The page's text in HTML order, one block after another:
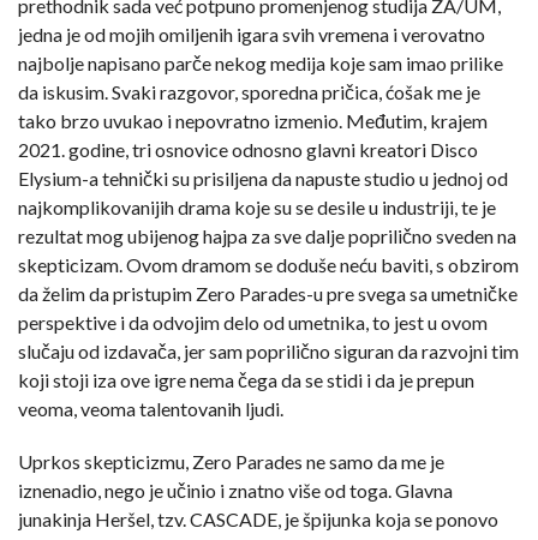
prethodnik sada već potpuno promenjenog studija ZA/UM,
jedna je od mojih omiljenih igara svih vremena i verovatno
najbolje napisano parče nekog medija koje sam imao prilike
da iskusim. Svaki razgovor, sporedna pričica, ćošak me je
tako brzo uvukao i nepovratno izmenio. Međutim, krajem
2021. godine, tri osnovice odnosno glavni kreatori Disco
Elysium-a tehnički su prisiljena da napuste studio u jednoj od
najkomplikovanijih drama koje su se desile u industriji, te je
rezultat mog ubijenog hajpa za sve dalje poprilično sveden na
skepticizam. Ovom dramom se doduše neću baviti, s obzirom
da želim da pristupim Zero Parades-u pre svega sa umetničke
perspektive i da odvojim delo od umetnika, to jest u ovom
slučaju od izdavača, jer sam poprilično siguran da razvojni tim
koji stoji iza ove igre nema čega da se stidi i da je prepun
veoma, veoma talentovanih ljudi.
Uprkos skepticizmu, Zero Parades ne samo da me je
iznenadio, nego je učinio i znatno više od toga. Glavna
junakinja Heršel, tzv. CASCADE, je špijunka koja se ponovo